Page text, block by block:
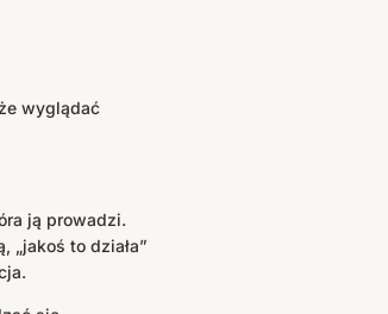
wyglądać
ją prowadzi.
„jakoś to działa”